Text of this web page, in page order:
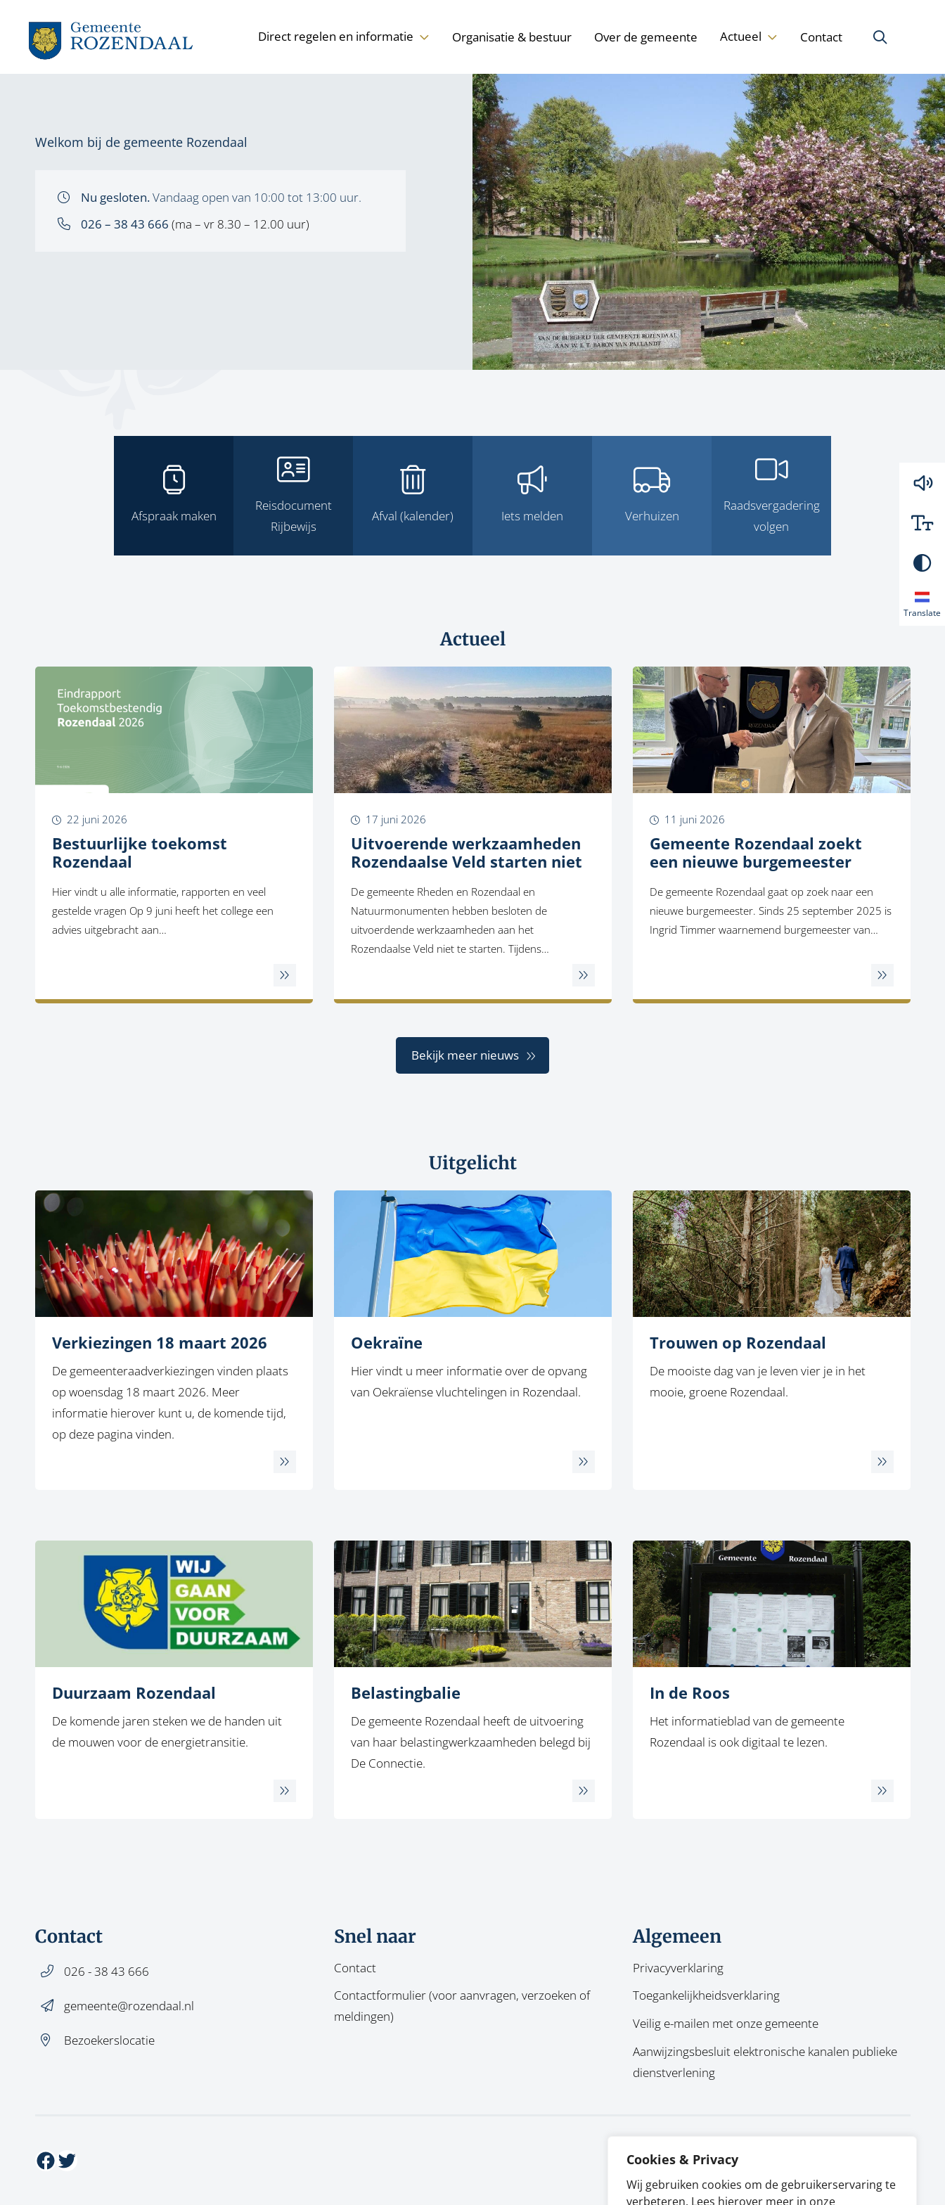
Cookies & Privacy
Wij gebruiken cookies om de gebruikerservaring te
verbeteren. Lees hierover meer in onze
Gemeente RozendaalDirect regelen en informatie Organisatie & bestuur Over de gemeente Actueel Contact
Translate
Welkom bij de gemeente Rozendaal
Nu gesloten.Vandaag open van 10:00 tot 13:00 uur., naar de contactpagina
026 – 38 43 666 (ma – vr 8.30 – 12.00 uur)
Afspraak maken
Reisdocument
Rijbewijs
Afval (kalender) Iets melden Verhuizen
Raadsvergadering
volgen
Actueel
Bestuurlijke toekomst
Rozendaal
22 juni 2026
Hier vindt u alle informatie, rapporten en veel
gestelde vragen Op 9 juni heeft het college een
advies uitgebracht aan…
Uitvoerende werkzaamheden
Rozendaalse Veld starten niet
17 juni 2026
De gemeente Rheden en Rozendaal en
Natuurmonumenten hebben besloten de
uitvoerdende werkzaamheden aan het
Rozendaalse Veld niet te starten. Tijdens…
Gemeente Rozendaal zoekt
een nieuwe burgemeester
11 juni 2026
De gemeente Rozendaal gaat op zoek naar een
nieuwe burgemeester. Sinds 25 september 2025 is
Ingrid Timmer waarnemend burgemeester van…
Bekijk meer nieuws
Uitgelicht
Verkiezingen 18 maart 2026
De gemeenteraadverkiezingen vinden plaats
op woensdag 18 maart 2026. Meer
informatie hierover kunt u, de komende tijd,
op deze pagina vinden.
Oekraïne
Hier vindt u meer informatie over de opvang
van Oekraïense vluchtelingen in Rozendaal.
Trouwen op Rozendaal
De mooiste dag van je leven vier je in het
mooie, groene Rozendaal.
Duurzaam Rozendaal
De komende jaren steken we de handen uit
de mouwen voor de energietransitie.
Belastingbalie
De gemeente Rozendaal heeft de uitvoering
van haar belastingwerkzaamheden belegd bij
De Connectie.
In de Roos
Het informatieblad van de gemeente
Rozendaal is ook digitaal te lezen.
Contact
026 - 38 43 666
gemeente@rozendaal.nl
Bezoekerslocatie
Snel naar
Contact
Contactformulier (voor aanvragen, verzoeken of
meldingen)
Algemeen
Privacyverklaring
Toegankelijkheidsverklaring
Veilig e-mailen met onze gemeente
Aanwijzingsbesluit elektronische kanalen publieke
dienstverlening
Facebook
Twitter